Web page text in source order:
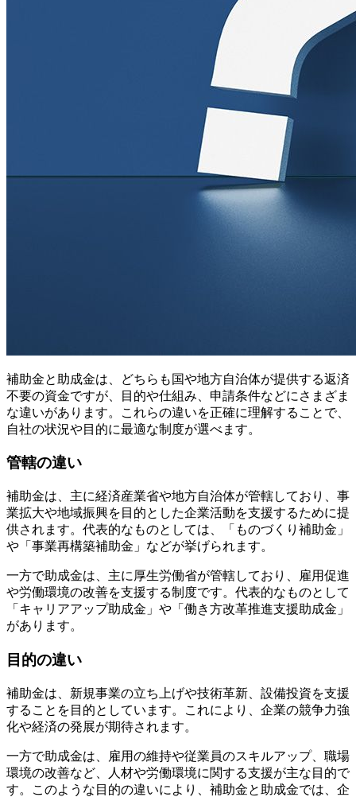
補助金と助成金は、どちらも国や地方自治体が提供する返済
不要の資金ですが、目的や仕組み、申請条件などにさまざま
な違いがあります。これらの違いを正確に理解することで、
自社の状況や目的に最適な制度が選べます。
管轄の違い
補助金は、主に経済産業省や地方自治体が管轄しており、事
業拡大や地域振興を目的とした企業活動を支援するために提
供されます。代表的なものとしては、「ものづくり補助金」
や「事業再構築補助金」などが挙げられます。
一方で助成金は、主に厚生労働省が管轄しており、雇用促進
や労働環境の改善を支援する制度です。代表的なものとして
「キャリアアップ助成金」や「働き方改革推進支援助成金」
があります。
目的の違い
補助金は、新規事業の立ち上げや技術革新、設備投資を支援
することを目的としています。これにより、企業の競争力強
化や経済の発展が期待されます。
一方で助成金は、雇用の維持や従業員のスキルアップ、職場
環境の改善など、人材や労働環境に関する支援が主な目的で
す。このような目的の違いにより、補助金と助成金では、企